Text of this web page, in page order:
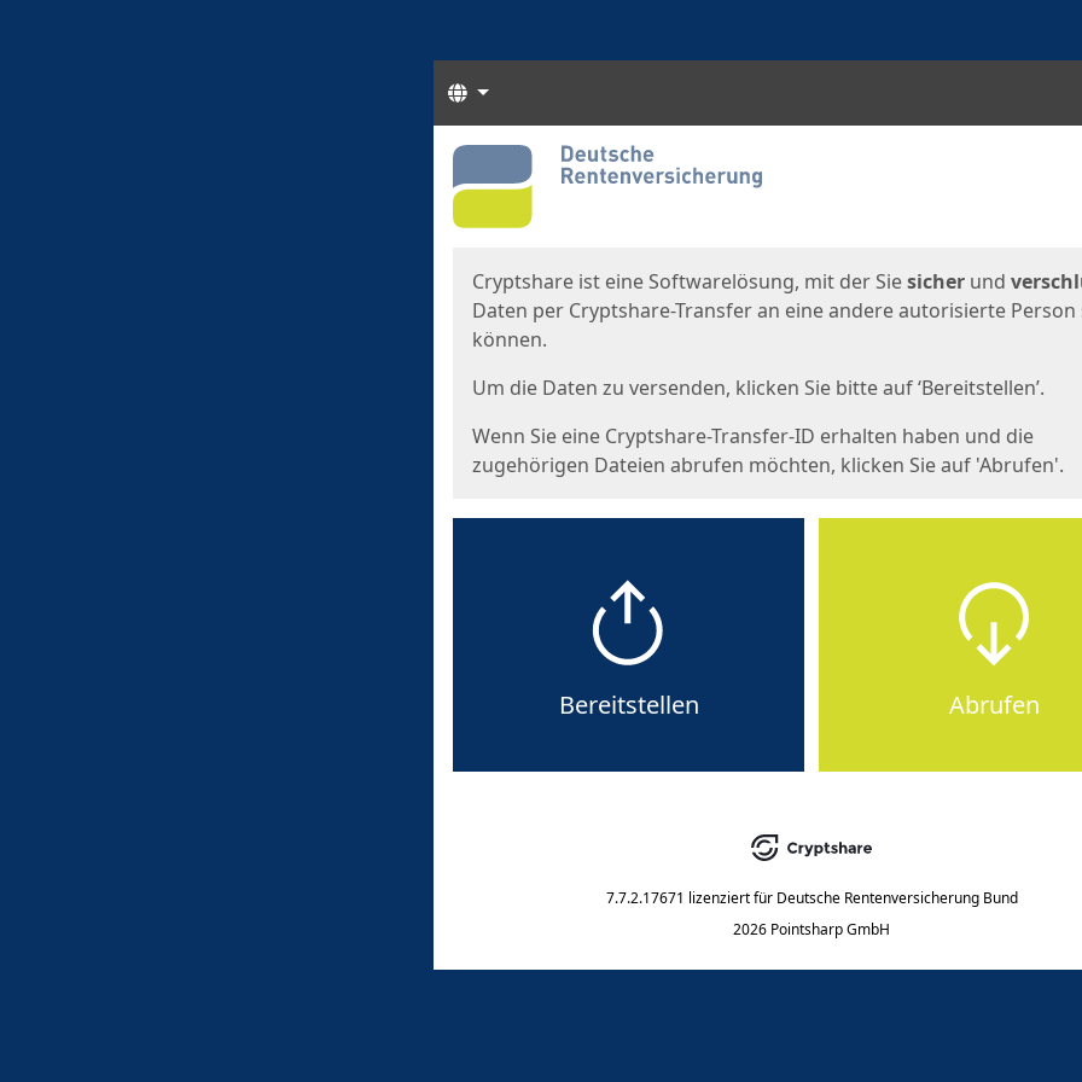
Sprachen
Start
Cryptshare ist eine Softwarelösung, mit der Siesicher und
Daten per Cryptshare-Transfer an eine andere autorisierte Person
können.
Um die Daten zu versenden, klicken Sie bitte auf ‘Bereitstellen’.
Wenn Sie eine Cryptshare-Transfer-ID erhalten haben und die
zugehörigen Dateien abrufen möchten, klicken Sie auf 'Abrufen'.
Bereitstellen Abrufen
7.7.2.17671 lizenziert für Deutsche Rentenversicherung Bund
2026 Pointsharp GmbH